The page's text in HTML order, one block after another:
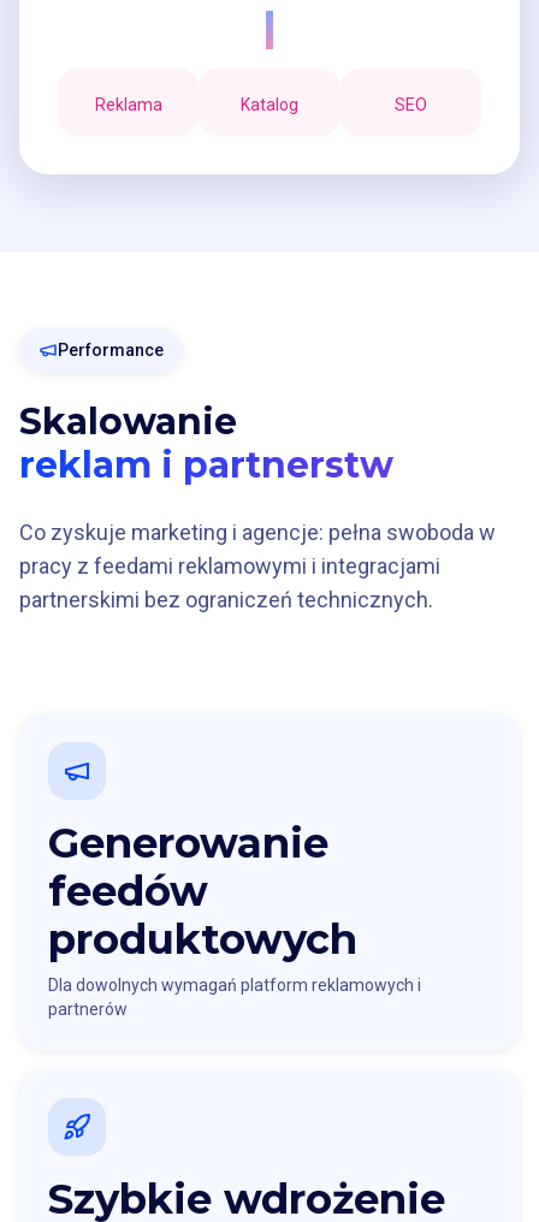
Reklama Katalog SEO
Performance
Skalowanie
reklam i partnerstw
Co zyskuje marketing i agencje: pełna swoboda w
pracy z feedami reklamowymi i integracjami
partnerskimi bez ograniczeń technicznych.
Generowanie
feedów
produktowych
Dla dowolnych wymagań platform reklamowych i
partnerów
Szybkie wdrożenie